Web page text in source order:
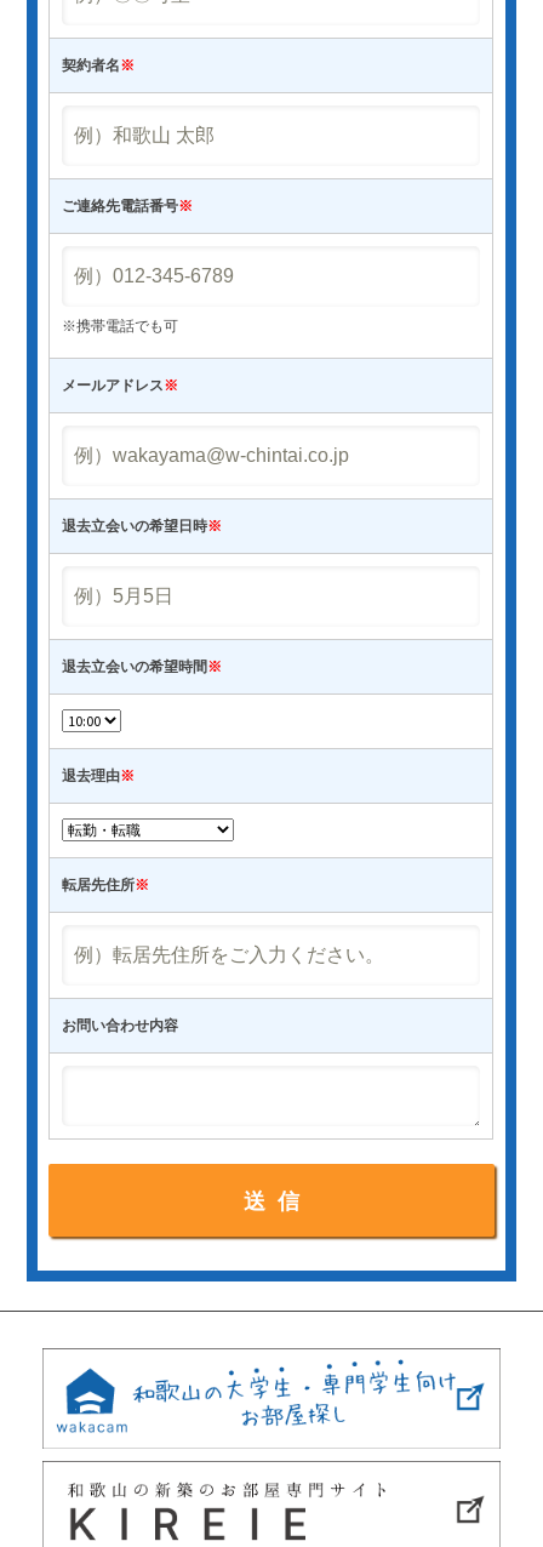
契約者名※
ご連絡先電話番号※
※携帯電話でも可
メールアドレス※
退去立会いの希望日時※
退去立会いの希望時間※
退去理由※
転居先住所※
お問い合わせ内容